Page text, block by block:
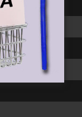
rango 20-650ºC